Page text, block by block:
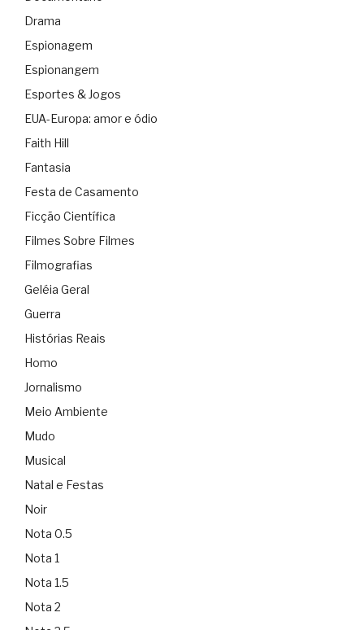
Drama
Espionagem
Espionangem
Esportes & Jogos
EUA-Europa: amor e ódio
Faith Hill
Fantasia
Festa de Casamento
Ficção Científica
Filmes Sobre Filmes
Filmografias
Geléia Geral
Guerra
Histórias Reais
Homo
Jornalismo
Meio Ambiente
Mudo
Musical
Natal e Festas
Noir
Nota 0.5
Nota 1
Nota 1.5
Nota 2